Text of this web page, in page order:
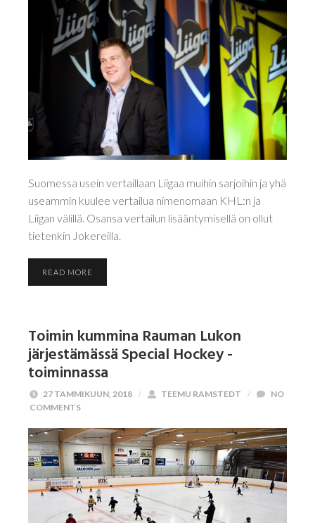
Suomessa usein vertaillaan Liigaa muihin sarjoihin ja yhä
useammin kuulee vertailua nimenomaan KHL:n ja
Liigan välillä. Osansa vertailun lisääntymisellä on ollut
tietenkin Jokereilla.
READ MORE
Toimin kummina Rauman Lukon
järjestämässä Special Hockey -
toiminnassa
27 TAMMIKUUN, 2018 / TEEMU RAMSTEDT /
NO
COMMENTS